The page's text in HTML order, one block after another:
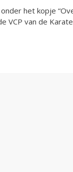
het kopje
VCP van de